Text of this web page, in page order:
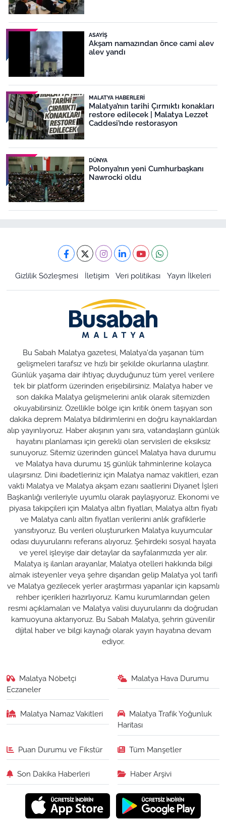
ASAYIŞ
Akşam namazından önce cami alev
alev yandı
MALATYA HABERLERI
Malatya’nın tarihi Çırmıktı konakları
restore edilecek | Malatya Lezzet
Caddesi’nde restorasyon
DÜNYA
Polonya’nın yeni Cumhurbaşkanı
Nawrocki oldu
Gizlilik Sözleşmesi İletişim Veri politikası Yayın İlkeleri
Bu Sabah Malatya gazetesi, Malatya'da yaşanan tüm
gelişmeleri tarafsız ve hızlı bir şekilde okurlarına ulaştırır.
Günlük yaşama dair ihtiyaç duyduğunuz tüm yerel verilere
tek bir platform üzerinden erişebilirsiniz. Malatya haber ve
son dakika Malatya gelişmelerini anlık olarak sitemizden
okuyabilirsiniz. Özellikle bölge için kritik önem taşıyan son
dakika deprem Malatya bildirimlerini en doğru kaynaklardan
alıp yayınlıyoruz. Haber akışının yanı sıra, vatandaşların günlük
hayatını planlaması için gerekli olan servisleri de eksiksiz
sunuyoruz. Sitemiz üzerinden güncel Malatya hava durumu
ve Malatya hava durumu 15 günlük tahminlerine kolayca
ulaşırsınız. Dini ibadetleriniz için Malatya namaz vakitleri, ezan
vakti Malatya ve Malatya akşam ezanı saatlerini Diyanet İşleri
Başkanlığı verileriyle uyumlu olarak paylaşıyoruz. Ekonomi ve
piyasa takipçileri için Malatya altın fiyatları, Malatya altın fiyatı
ve Malatya canlı altın fiyatları verilerini anlık grafiklerle
yansıtıyoruz. Bu verileri oluştururken Malatya kuyumcular
odası duyurularını referans alıyoruz. Şehirdeki sosyal hayata
ve yerel işleyişe dair detaylar da sayfalarımızda yer alır.
Malatya iş ilanları arayanlar, Malatya otelleri hakkında bilgi
almak isteyenler veya şehre dışarıdan gelip Malatya yol tarifi
ve Malatya gezilecek yerler araştırması yapanlar için kapsamlı
rehber içerikleri hazırlıyoruz. Kamu kurumlarından gelen
resmi açıklamaları ve Malatya valisi duyurularını da doğrudan
kamuoyuna aktarıyoruz. Bu Sabah Malatya, şehrin güvenilir
dijital haber ve bilgi kaynağı olarak yayın hayatına devam
ediyor.
Malatya Nöbetçi
Eczaneler
Malatya Hava Durumu
Malatya Namaz Vakitleri
Malatya Trafik Yoğunluk
Haritası
Puan Durumu ve Fikstür Tüm Manşetler
Son Dakika Haberleri Haber Arşivi